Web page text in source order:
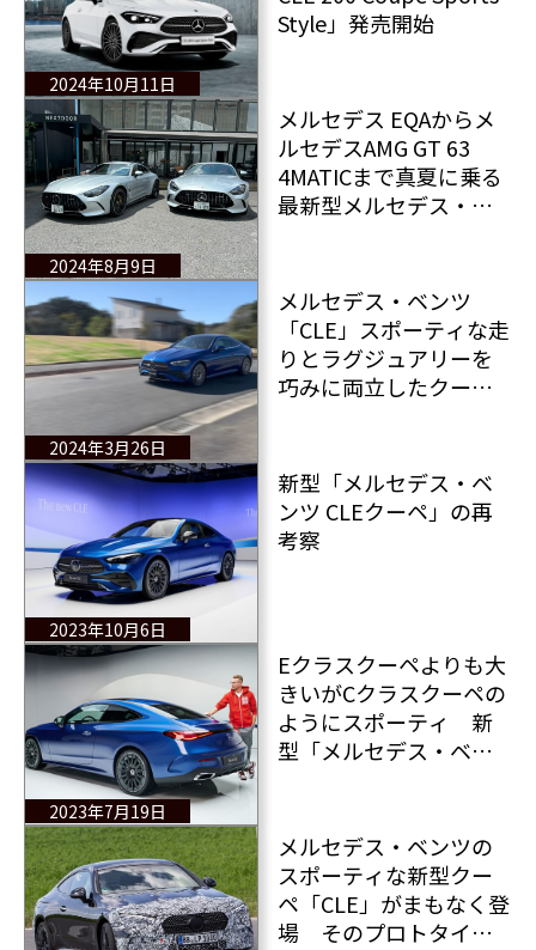
2024年10月11日
Style」発売開始
2024年8月9日
メルセデス EQAからメ
ルセデスAMG GT 63
4MATICまで真夏に乗る
最新型メルセデス・ベ
2024年3月26日
メルセデス・ベンツ
「CLE」スポーティな走
りとラグジュアリーを
巧みに両立したクーペ
2023年10月6日
新型「メルセデス・ベ
ンツ CLEクーペ」の再
考察
2023年7月19日
Eクラスクーペよりも大
きいがCクラスクーペの
ようにスポーティ 新
型「メルセデス・ベン
メルセデス・ベンツの
スポーティな新型クー
ペ「CLE」がまもなく登
場 そのプロトタイプ